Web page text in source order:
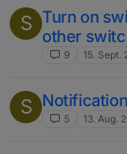
S Turn on
other
9 15. Sept.
S
5 13. Aug.